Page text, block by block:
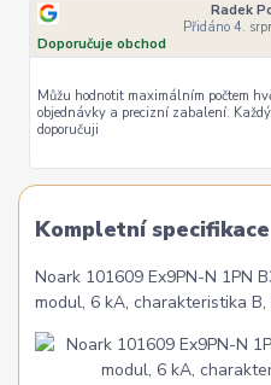
Radek
Přidáno 4.
Doporučuje obchod
Můžu hodnotit maximálním počtem
objednávky a precizní zabalení.
doporučuji
Kompletní specifikace
Noark 101609 Ex9PN-N 1PN
modul, 6 kA, charakteristika